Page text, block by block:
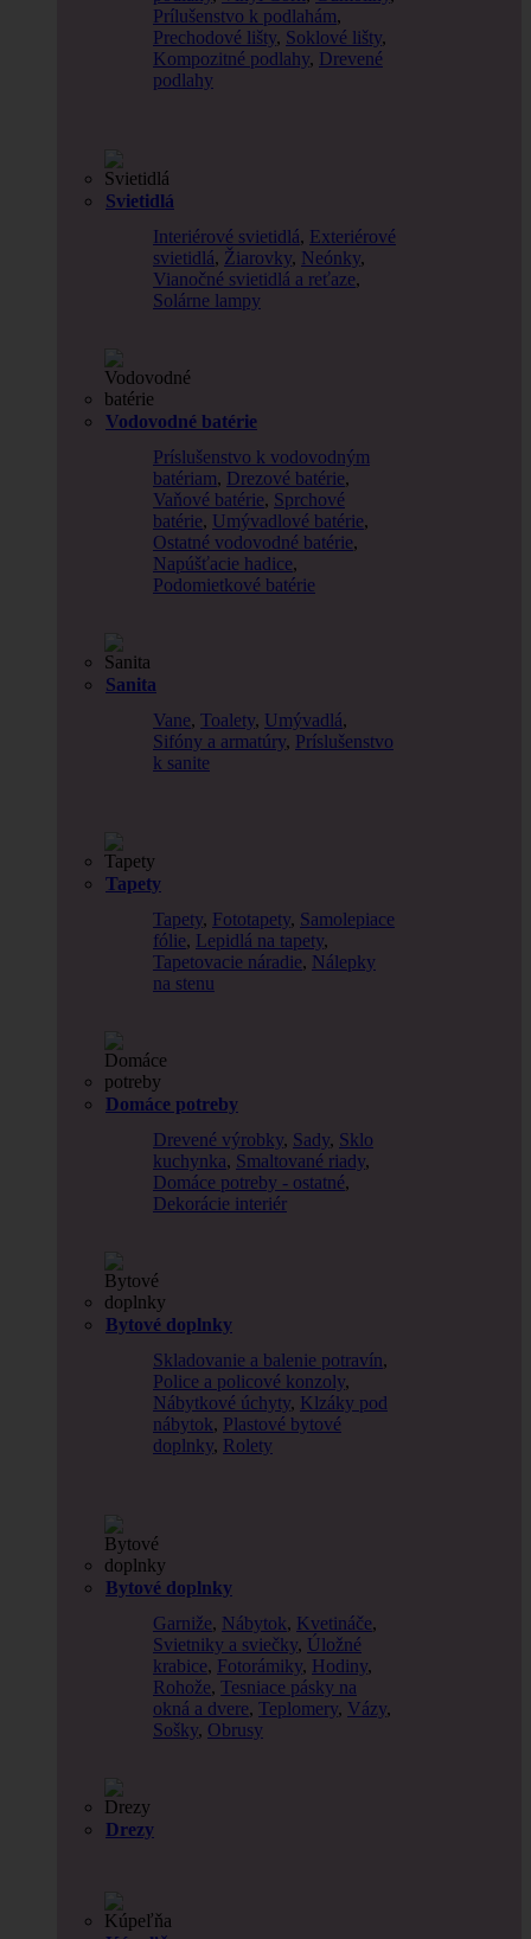
Prílušenstvo k podlahám,
Prechodové lišty, Soklové lišty,
Kompozitné podlahy, Drevené
podlahy
Svietidlá
Interiérové svietidlá, Exteriérové
svietidlá, Žiarovky, Neónky,
Vianočné svietidlá a reťaze,
Solárne lampy
Vodovodné batérie
Príslušenstvo k vodovodným
batériam, Drezové batérie,
Vaňové batérie, Sprchové
batérie, Umývadlové batérie,
Ostatné vodovodné batérie,
Napúšťacie hadice,
Podomietkové batérie
Sanita
Vane, Toalety, Umývadlá,
Sifóny a armatúry, Príslušenstvo
k sanite
Tapety
Tapety, Fototapety, Samolepiace
fólie, Lepidlá na tapety,
Tapetovacie náradie, Nálepky
na stenu
Domáce potreby
Drevené výrobky, Sady, Sklo
kuchynka, Smaltované riady,
Domáce potreby - ostatné,
Dekorácie interiér
Bytové doplnky
Skladovanie a balenie potravín,
Police a policové konzoly,
Nábytkové úchyty, Klzáky pod
nábytok, Plastové bytové
doplnky, Rolety
Bytové doplnky
Garniže, Nábytok, Kvetináče,
Svietniky a sviečky, Úložné
krabice, Fotorámiky, Hodiny,
Rohože, Tesniace pásky na
okná a dvere, Teplomery, Vázy,
Sošky, Obrusy
Drezy